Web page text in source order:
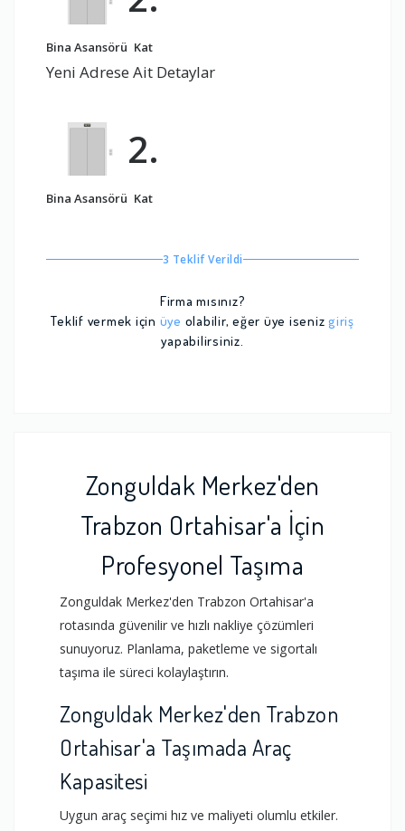
Bina Asansörü Kat
Yeni Adrese Ait Detaylar
Bina Asansörü
2.
Kat
3 Teklif Verildi
Firma mısınız?
Teklif vermek için üye olabilir, eğer üye iseniz giriş
yapabilirsiniz.
Zonguldak Merkez'den
Trabzon Ortahisar'a İçin
Profesyonel Taşıma
Zonguldak Merkez'den Trabzon Ortahisar'a
rotasında güvenilir ve hızlı nakliye çözümleri
sunuyoruz. Planlama, paketleme ve sigortalı
taşıma ile süreci kolaylaştırın.
Zonguldak Merkez'den Trabzon
Ortahisar'a Taşımada Araç
Kapasitesi
Uygun araç seçimi hız ve maliyeti olumlu etkiler.